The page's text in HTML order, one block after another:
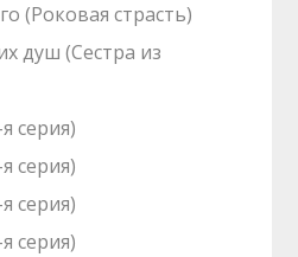
(Роковая страсть)
душ (Сестра из
серия)
серия)
серия)
серия)